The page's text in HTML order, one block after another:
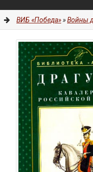
ВИБ «Победа»»Войны